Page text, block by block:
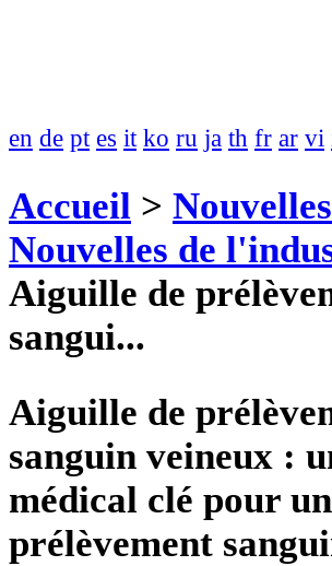
en de pt es it ko ru ja th fr ar vi
Accueil > Nouvelles
Nouvelles de
Aiguille de
sangui...
Aiguille de
sanguin veineux :
médical clé pour un
prélèvement